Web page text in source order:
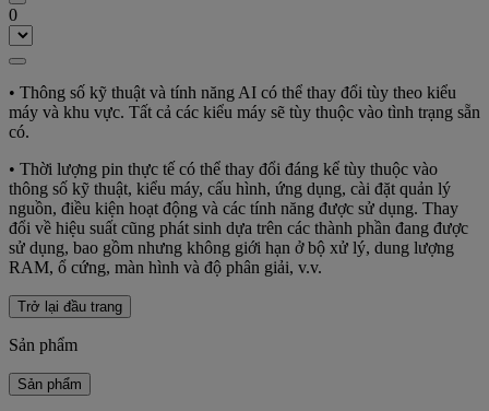
0
• Thông số kỹ thuật và tính năng AI có thể thay đổi tùy theo kiểu
máy và khu vực. Tất cả các kiểu máy sẽ tùy thuộc vào tình trạng sẵn
có.
• Thời lượng pin thực tế có thể thay đổi đáng kể tùy thuộc vào
thông số kỹ thuật, kiểu máy, cấu hình, ứng dụng, cài đặt quản lý
nguồn, điều kiện hoạt động và các tính năng được sử dụng. Thay
đổi về hiệu suất cũng phát sinh dựa trên các thành phần đang được
sử dụng, bao gồm nhưng không giới hạn ở bộ xử lý, dung lượng
RAM, ổ cứng, màn hình và độ phân giải, v.v.
Trở lại đầu trang
Sản phẩm
Sản phẩm